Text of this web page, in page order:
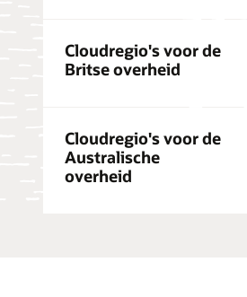
Cloudregio's voor de
Britse overheid
Cloudregio's voor de
Australische
overheid